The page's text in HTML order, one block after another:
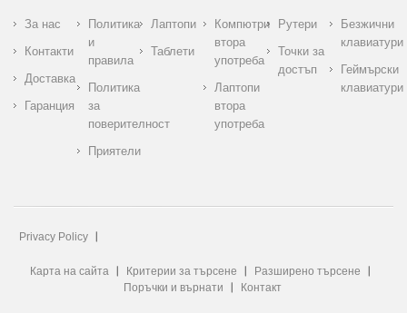
За нас
Контакти
Доставка
Гаранция
Политика
и
правила
Политика
за
поверителност
Приятели
Лаптопи
Таблети
Компютри
втора
употреба
Лаптопи
втора
употреба
Рутери
Точки за
достъп
Безжични
клавиатури
Геймърски
клавиатури
Privacy Policy
Карта на сайта Критерии за търсене
Разширено търсене
Поръчки и върнати
Контакт